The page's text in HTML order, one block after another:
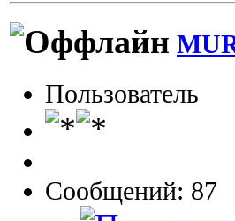
Пользователь
Сообщений: 87